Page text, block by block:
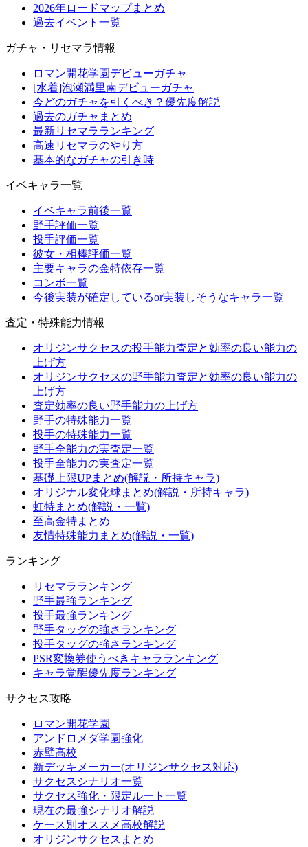
2026年ロードマップまとめ
過去イベント一覧
ガチャ・リセマラ情報
ロマン開花学園デビューガチャ
[水着]泡瀬満里南デビューガチャ
今どのガチャを引くべき？優先度解説
過去のガチャまとめ
最新リセマラランキング
高速リセマラのやり方
基本的なガチャの引き時
イベキャラ一覧
イベキャラ前後一覧
野手評価一覧
投手評価一覧
彼女・相棒評価一覧
主要キャラの金特依存一覧
コンボ一覧
今後実装が確定しているor実装しそうなキャラ一覧
査定・特殊能力情報
オリジンサクセスの投手能力査定と効率の良い能力の
上げ方
オリジンサクセスの野手能力査定と効率の良い能力の
上げ方
査定効率の良い野手能力の上げ方
野手の特殊能力一覧
投手の特殊能力一覧
野手全能力の実査定一覧
投手全能力の実査定一覧
基礎上限UPまとめ(解説・所持キャラ)
オリジナル変化球まとめ(解説・所持キャラ)
虹特まとめ(解説・一覧)
至高金特まとめ
友情特殊能力まとめ(解説・一覧)
ランキング
リセマラランキング
野手最強ランキング
投手最強ランキング
野手タッグの強さランキング
投手タッグの強さランキング
PSR変換券使うべきキャラランキング
キャラ覚醒優先度ランキング
サクセス攻略
ロマン開花学園
アンドロメダ学園強化
赤壁高校
新デッキメーカー(オリジンサクセス対応)
サクセスシナリオ一覧
サクセス強化・限定ルート一覧
現在の最強シナリオ解説
ケース別オススメ高校解説
オリジンサクセスまとめ